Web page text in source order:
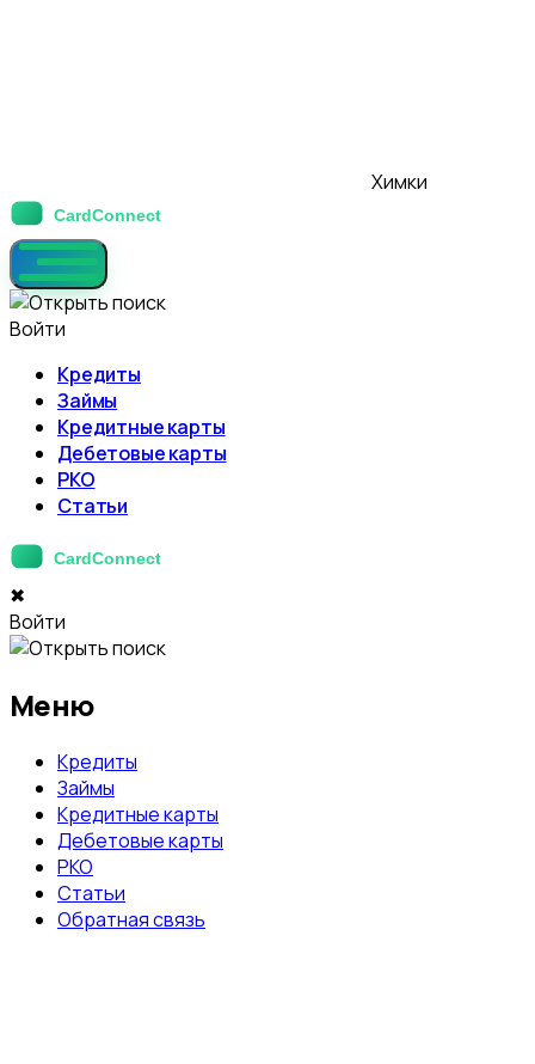
Химки
Войти
Кредиты
Займы
Кредитные карты
Дебетовые карты
РКО
Статьи
✖
Войти
Меню
Кредиты
Займы
Кредитные карты
Дебетовые карты
РКО
Статьи
Обратная связь